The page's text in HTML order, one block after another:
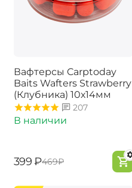
Вафтерсы Carptoday
Baits Wafters Strawberry
(Клубника) 10х14мм
207
В наличии
‍399‍ ₽‍469‍₽